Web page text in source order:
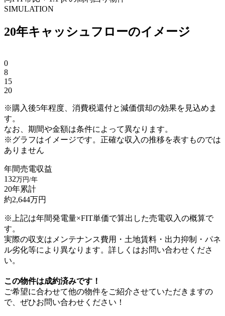
SIMULATION
20年キャッシュフローのイメージ
0
8
15
20
※購入後5年程度、消費税還付と減価償却の効果を見込めま
す。
なお、期間や金額は条件によって異なります。
※グラフはイメージです。正確な収入の推移を表すものでは
ありません
年間売電収益
132万円/年
20年累計
約2,644万円
※上記は年間発電量×FIT単価で算出した売電収入の概算で
す。
実際の収支はメンテナンス費用・土地賃料・出力抑制・パネ
ル劣化等により異なります。詳しくはお問い合わせくださ
い。
この物件は成約済みです！
ご希望に合わせて他の物件をご紹介させていただきますの
で、ぜひお問い合わせください！